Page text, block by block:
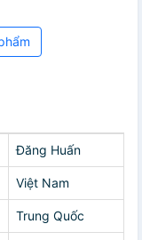
Đăng Huấn
Việt Nam
Trung Quốc